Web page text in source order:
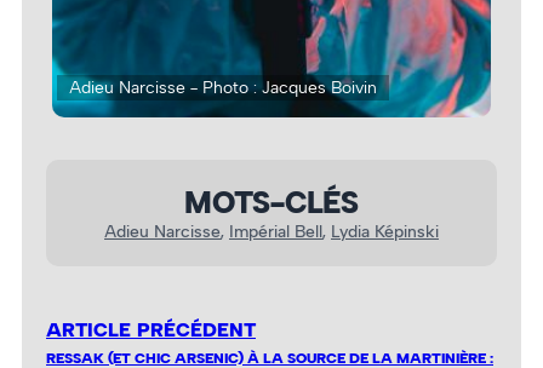
Adieu Narcisse - Photo : Jacques Boivin
MOTS-CLÉS
Adieu Narcisse, Impérial Bell, Lydia Képinski
ARTICLE PRÉCÉDENT
RESSAK (ET CHIC ARSENIC) À LA SOURCE DE LA MARTINIÈRE :